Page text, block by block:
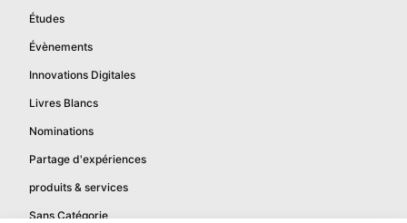
Études
Évènements
Innovations Digitales
Livres Blancs
Nominations
Partage d'expériences
produits & services
Sans Catégorie